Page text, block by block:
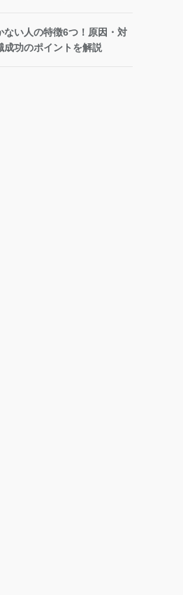
ない人の特徴6つ！原因・対
成功のポイントを解説